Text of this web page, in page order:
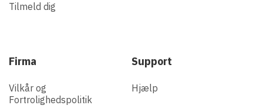
Tilmeld dig
Firma
Vilkår og
Fortrolighedspolitik
Support
Hjælp